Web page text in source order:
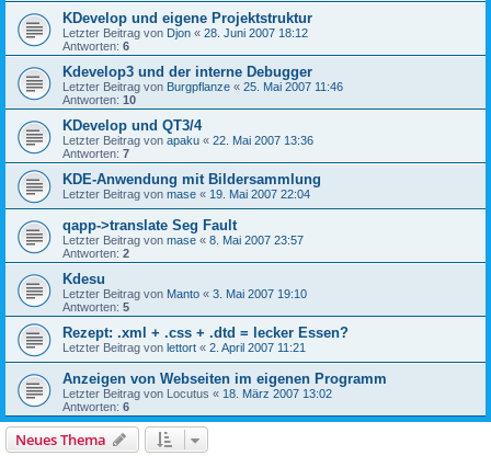
KDevelop und eigene Projektstruktur
Letzter Beitrag von Djon « 28. Juni 2007 18:12
Antworten: 6
Kdevelop3 und der interne Debugger
Letzter Beitrag von Burgpflanze « 25. Mai 2007 11:46
Antworten: 10
KDevelop und QT3/4
Letzter Beitrag von apaku « 22. Mai 2007 13:36
Antworten: 7
KDE-Anwendung mit Bildersammlung
Letzter Beitrag von mase « 19. Mai 2007 22:04
qapp->translate Seg Fault
Letzter Beitrag von mase « 8. Mai 2007 23:57
Antworten: 2
Kdesu
Letzter Beitrag von Manto « 3. Mai 2007 19:10
Antworten: 5
Rezept: .xml + .css + .dtd = lecker Essen?
Letzter Beitrag von lettort « 2. April 2007 11:21
Anzeigen von Webseiten im eigenen Programm
Letzter Beitrag von Locutus « 18. März 2007 13:02
Antworten: 6
Neues Thema